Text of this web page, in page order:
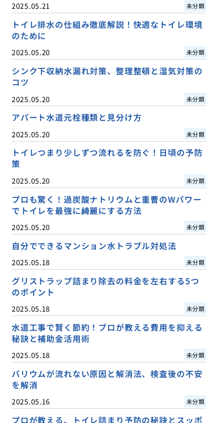
2025.05.21 未分類
トイレ排水の仕組み徹底解説！快適なトイレ環境
のために
2025.05.20 未分類
シンク下収納水漏れ対策、整理整頓と湿気対策の
コツ
2025.05.20 未分類
アパート水道元栓種類と見分け方
2025.05.20 未分類
トイレつまり少しずつ流れるを防ぐ！日頃の予防
策
2025.05.20 未分類
プロも驚く！過炭酸ナトリウムと重曹のWパワー
でトイレを最強に綺麗にする方法
2025.05.20 未分類
自分でできるマンション水トラブル対処法
2025.05.18 未分類
グリストラップ詰まり除去の料金を左右する5つ
のポイント
2025.05.18 未分類
水道工事で賢く節約！プロが教える費用を抑える
秘訣と補助金活用術
2025.05.18 未分類
バリウムが流れない原因と解消法、検査後の不安
を解消
2025.05.16 未分類
プロが教える、トイレ詰まり予防の秘訣とスッポ